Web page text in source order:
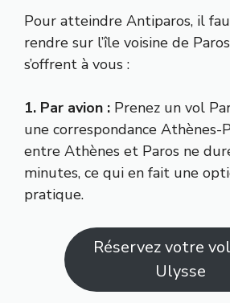
Pour atteindre Antiparos, il
rendre sur l’île voisine de
s’offrent à vous :
1. Par avion : Prenez un vol
une correspondance Athènes-
entre Athènes et Paros ne
minutes, ce qui en fait une
pratique.
Réservez votre
Ulysse